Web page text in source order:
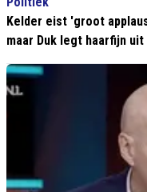
Kelder eist 'groot
maar Duk legt haarfijn